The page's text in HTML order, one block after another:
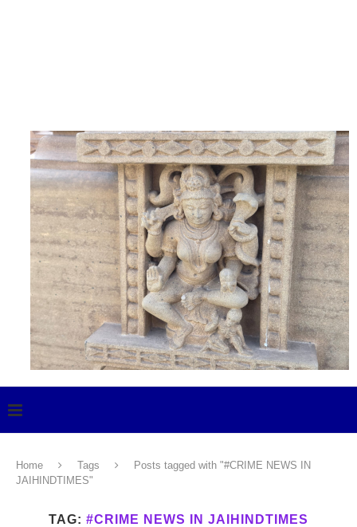
Home Tags
Posts tagged with "#CRIME NEWS IN
JAIHINDTIMES"
TAG: #CRIME NEWS IN JAIHINDTIMES